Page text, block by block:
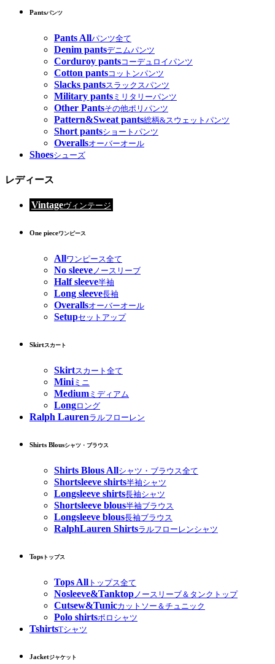
Pantsパンツ
Pants Allパンツ全て
Denim pantsデニムパンツ
Corduroy pantsコーデュロイパンツ
Cotton pantsコットンパンツ
Slacks pantsスラックスパンツ
Military pants ミリタリーパンツ
Other Pantsその他ポリパンツ
Pattern&Sweat pants総柄&スウェットパンツ
Short pantsショートパンツ
Overallsオーバーオール
Shoesシューズ
レディース
Vintageヴィンテージ
One pieceワンピース
Allワンピース全て
No sleeveノースリーブ
Half sleeve半袖
Long sleeve長袖
Overallsオーバーオール
Setupセットアップ
Skirtスカート
Skirtスカート全て
Miniミニ
Medium ミディアム
Longロング
Ralph Laurenラルフローレン
Shirts Blousシャツ・ブラウス
Shirts Blous Allシャツ・ブラウス全て
Shortsleeve shirts半袖シャツ
Longsleeve shirts長袖シャツ
Shortsleeve blous半袖ブラウス
Longsleeve blous長袖ブラウス
RalphLauren Shirtsラルフローレンシャツ
Tops トップス
Tops All トップス全て
Nosleeve&Tanktop ノースリーブ＆タンクトップ
Cutsew&Tunicカットソー＆チュニック
Polo shirtsポロシャツ
TshirtsTシャツ
Jacketジャケット